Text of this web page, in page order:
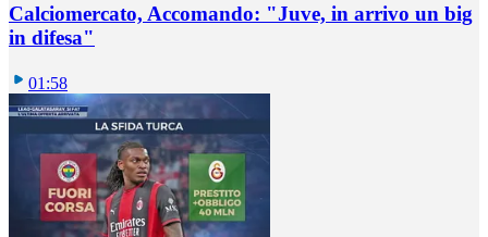
Calciomercato, Accomando: "Juve, in arrivo un big
in difesa"
01:58